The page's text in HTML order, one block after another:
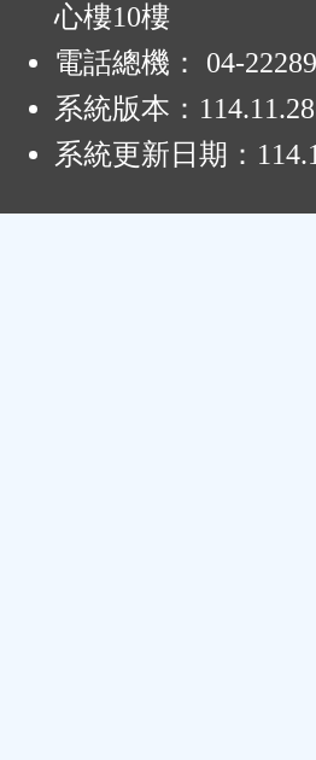
心樓10樓
電話總機： 04-
系統版本： 114.11.28
系統更新日期：